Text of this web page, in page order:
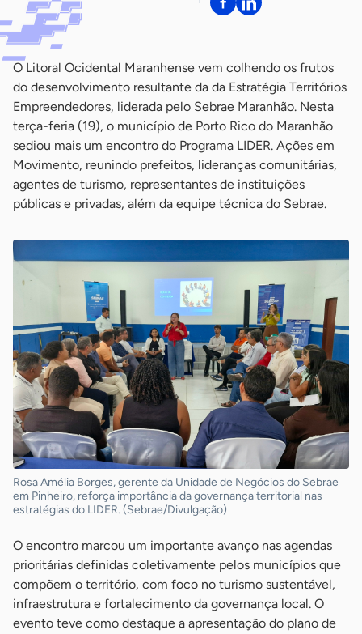
O Litoral Ocidental Maranhense vem colhendo os frutos
do desenvolvimento resultante da da Estratégia Territórios
Empreendedores, liderada pelo Sebrae Maranhão. Nesta
terça-feria (19), o município de Porto Rico do Maranhão
sediou mais um encontro do Programa LIDER. Ações em
Movimento, reunindo prefeitos, lideranças comunitárias,
agentes de turismo, representantes de instituições
públicas e privadas, além da equipe técnica do Sebrae.
Rosa Amélia Borges, gerente da Unidade de Negócios do Sebrae
em Pinheiro, reforça importância da governança territorial nas
estratégias do LIDER. (Sebrae/Divulgação)
O encontro marcou um importante avanço nas agendas
prioritárias definidas coletivamente pelos municípios que
compõem o território, com foco no turismo sustentável,
infraestrutura e fortalecimento da governança local. O
evento teve como destaque a apresentação do plano de